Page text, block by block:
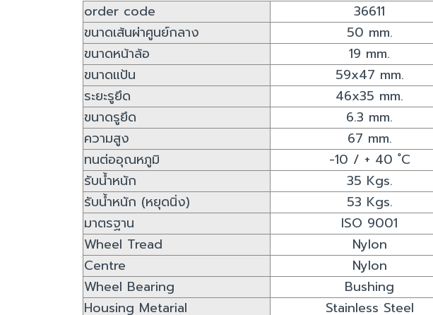
order code
36611
ขนาดเส้นผ่าศูนย์กลาง
50 mm.
ขนาดหน้าล้อ
19 mm.
ขนาดแป้น
59x47 mm.
ระยะรูยึด
46x35 mm.
ขนาดรูยึด
6.3 mm.
ความสูง
67 mm.
ทนต่ออุณหภูมิ
-10 / + 40 ํC
รับน้ำหนัก
35 Kgs.
รับน้ำหนัก (หยุดนิ่ง)
53 Kgs.
มาตรฐาน
ISO 9001
Wheel Tread
Nylon
Centre
Nylon
Wheel Bearing
Bushing
Housing Metarial
Stainless Steel